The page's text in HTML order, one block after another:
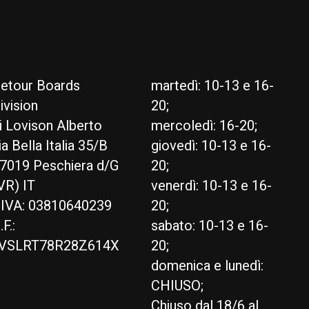
Boards
Lovison Alberto
Bella Italia 35/B
Peschiera d/G
IT
03810640239
martedì: 10-13 e 16-
20;
mercoledì: 16-20;
giovedì: 10-13 e 16-
20;
venerdì: 10-13 e 16-
20;
sabato: 10-13 e 16-
20;
domenica e lunedì:
CHIUSO;